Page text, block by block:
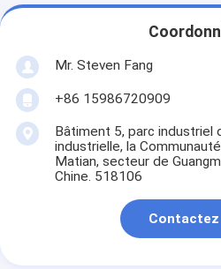
Mr. Steven Fang
+86 15986720909
Bâtiment 5, parc industriel
industrielle, la
Matian, secteur de
Chine. 518106
Contactez